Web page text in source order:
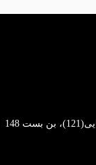
تهرانپارس، خیابان محمد رضایی(121)، بن بست 148